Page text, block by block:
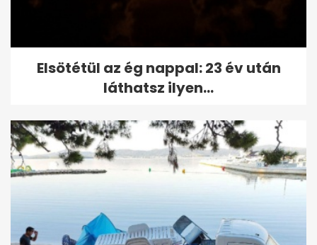
Elsötétül az ég nappal: 23 év után
láthatsz ilyen...